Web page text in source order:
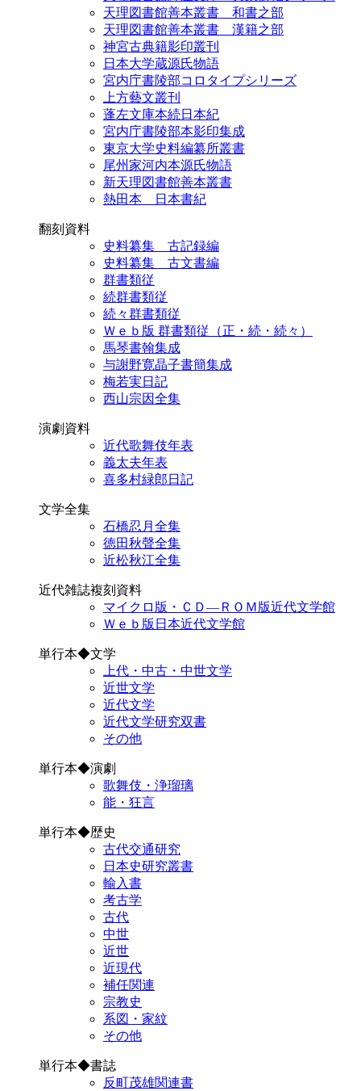
天理図書館善本叢書 和書之部
天理図書館善本叢書 漢籍之部
神宮古典籍影印叢刊
日本大学蔵源氏物語
宮内庁書陵部コロタイプシリーズ
上方藝文叢刊
蓬左文庫本続日本紀
宮内庁書陵部本影印集成
東京大学史料編纂所叢書
尾州家河内本源氏物語
新天理図書館善本叢書
熱田本 日本書紀
翻刻資料
史料纂集 古記録編
史料纂集 古文書編
群書類従
続群書類従
続々群書類従
Ｗｅｂ版 群書類従（正・続・続々）
馬琴書翰集成
与謝野寛晶子書簡集成
梅若実日記
西山宗因全集
演劇資料
近代歌舞伎年表
義太夫年表
喜多村緑郎日記
文学全集
石橋忍月全集
徳田秋聲全集
近松秋江全集
近代雑誌複刻資料
マイクロ版・ＣＤ―ＲＯＭ版近代文学館
Ｗｅｂ版日本近代文学館
単行本◆文学
上代・中古・中世文学
近世文学
近代文学
近代文学研究双書
その他
単行本◆演劇
歌舞伎・浄瑠璃
能・狂言
単行本◆歴史
古代交通研究
日本史研究叢書
輸入書
考古学
古代
中世
近世
近現代
補任関連
宗教史
系図・家紋
その他
単行本◆書誌
反町茂雄関連書